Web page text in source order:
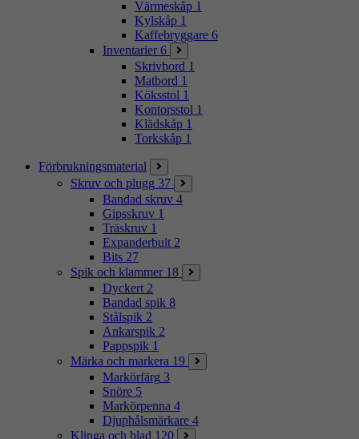
Värmeskåp 1
Kylskåp 1
Kaffebryggare 6
Inventarier 6
Skrivbord 1
Matbord 1
Köksstol 1
Kontorsstol 1
Klädskåp 1
Torkskåp 1
Förbrukningsmaterial
Skruv och plugg 37
Bandad skruv 4
Gipsskruv 1
Träskruv 1
Expanderbult 2
Bits 27
Spik och klammer 18
Dyckert 2
Bandad spik 8
Stålspik 2
Ankarspik 2
Pappspik 1
Märka och markera 19
Markörfärg 3
Snöre 5
Markörpenna 4
Djuphålsmärkare 4
Klinga och blad 120